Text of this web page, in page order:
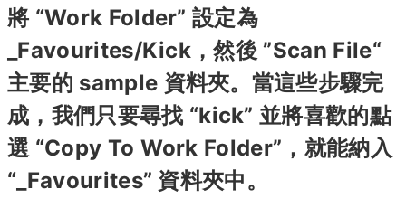
將 “Work Folder” 設定為
_Favourites/Kick，然後 ”Scan File“
主要的 sample 資料夾。當這些步驟完
成，我們只要尋找 “kick” 並將喜歡的點
選 “Copy To Work Folder”，就能納入
“_Favourites” 資料夾中。